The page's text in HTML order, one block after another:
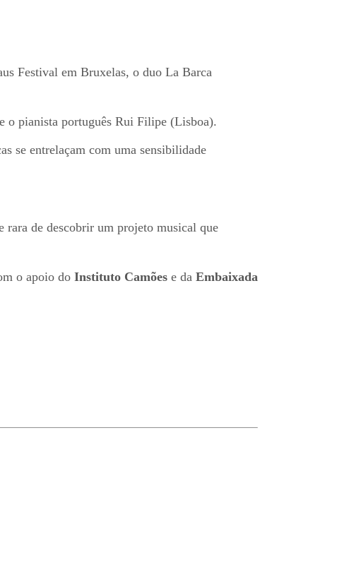
Festival em Bruxelas, o duo La Barca
o pianista português Rui Filipe (Lisboa).
se entrelaçam com uma sensibilidade
de descobrir um projeto musical que
o apoio do Instituto Camões e da Embaixada